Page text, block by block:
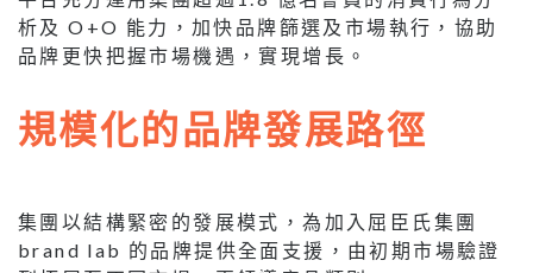
析及 O+O 能力，加快品牌篩選及市場執行，協助
品牌更快把握市場機遇，實現增長。
規模化的品牌發展路徑
集團以結構緊密的發展模式，為加入屈臣氏集團
brand lab 的品牌提供全面支援，由初期市場驗證